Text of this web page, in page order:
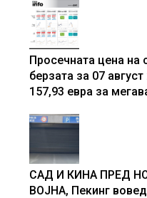
центри за податоци
Просечната цена на
берзата за 07
157,93 евра за
САД И КИНА ПРЕД
ВОЈНА, Пекинг